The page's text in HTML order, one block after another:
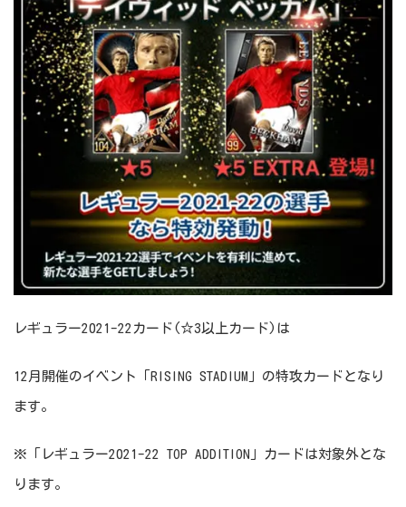
レギュラー2021-22カード(☆3以上カード)は
12月開催のイベント「RISING STADIUM」の特攻カードとなり
ます。
※「レギュラー2021-22 TOP ADDITION」カードは対象外とな
ります。